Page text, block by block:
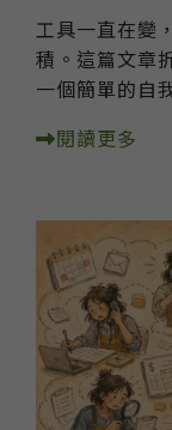
工具一直在變
積。這篇文章
一個簡單的自
閱讀更多